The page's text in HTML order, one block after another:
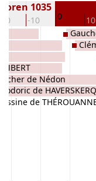
-10 0 10
1035
de Nédon
de
Jossine de